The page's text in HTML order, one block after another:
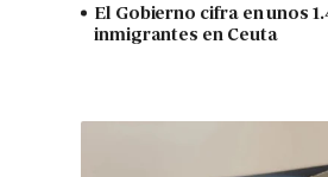
El Gobierno cifra en unos
inmigrantes en Ceuta